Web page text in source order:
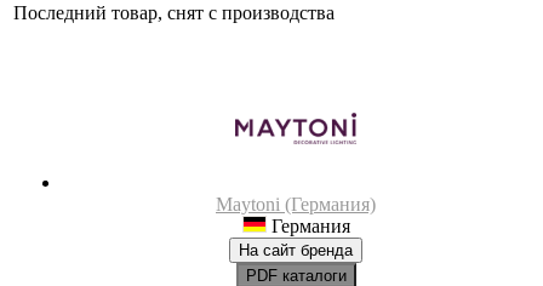
Последний товар, снят с производства
Maytoni (Германия)
Германия
На сайт бренда
PDF каталоги